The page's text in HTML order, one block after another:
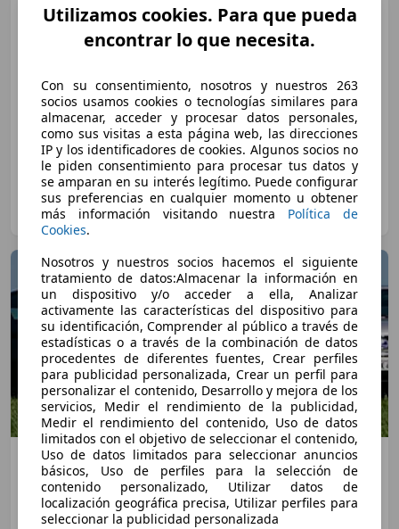
Utilizamos cookies. Para que pueda
encontrar lo que necesita.
Con su consentimiento, nosotros y nuestros 263
socios usamos cookies o tecnologías similares para
almacenar, acceder y procesar datos personales,
como sus visitas a esta página web, las direcciones
IP y los identificadores de cookies. Algunos socios no
le piden consentimiento para procesar tus datos y
se amparan en su interés legítimo. Puede configurar
sus preferencias en cualquier momento u obtener
más información visitando nuestra Política de
Cookies.
Nosotros y nuestros socios hacemos el siguiente
tratamiento de datos:Almacenar la información en
un dispositivo y/o acceder a ella, Analizar
activamente las características del dispositivo para
su identificación, Comprender al público a través de
estadísticas o a través de la combinación de datos
procedentes de diferentes fuentes, Crear perfiles
para publicidad personalizada, Crear un perfil para
personalizar el contenido, Desarrollo y mejora de los
servicios, Medir el rendimiento de la publicidad,
Medir el rendimiento del contenido, Uso de datos
limitados con el objetivo de seleccionar el contenido,
Uso de datos limitados para seleccionar anuncios
básicos, Uso de perfiles para la selección de
contenido personalizado, Utilizar datos de
localización geográfica precisa, Utilizar perfiles para
seleccionar la publicidad personalizada
Comparativa: Porsche Cayenne SD – ¿Interesa
frente al 3.0D?
Autofácil 01/10/2013 · 5 minutos de lectura
Comparativa: BMW X6 vs. Lexus RX 450h –
Talentos de excepción
Mario Hommen Fotos: Michael Gebhardt 20/08/2009 ·
11 minutos de lectura